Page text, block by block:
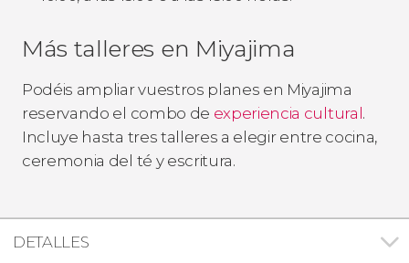
Más talleres en Miyajima
Podéis ampliar vuestros planes en Miyajima
reservando el combo de experiencia cultural.
Incluye hasta tres talleres a elegir entre cocina,
ceremonia del té y escritura.
DETALLES